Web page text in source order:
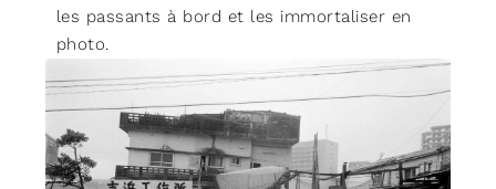
les passants à bord et les immortaliser en
photo.